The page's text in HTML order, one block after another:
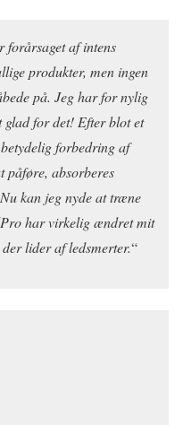
forårsaget af intens
produkter, men ingen
på. Jeg har for nylig
glad for det! Efter blot et
forbedring af
påføre, absorberes
kan jeg nyde at træne
har virkelig ændret mit
lider af ledsmerter.“